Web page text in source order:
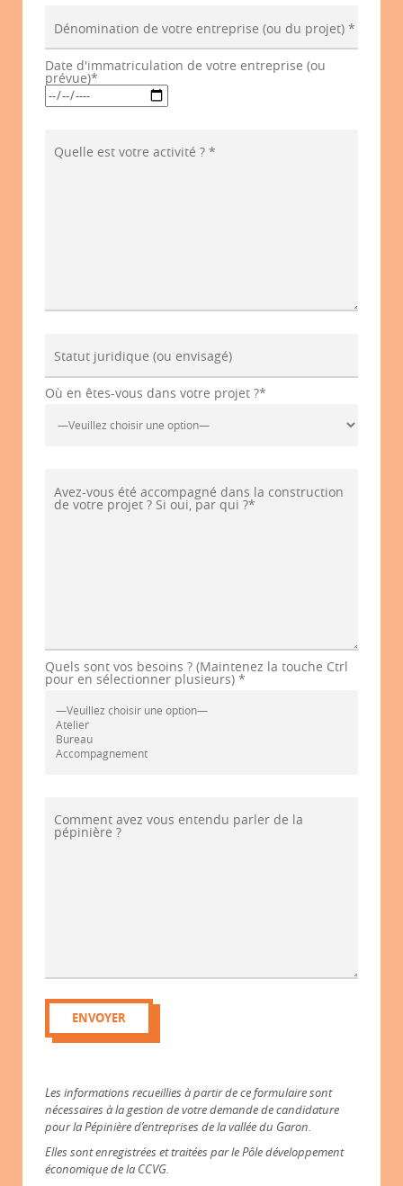
Dénomination de votre entreprise (ou du projet) *
Date d'immatriculation de votre entreprise (ou
prévue)*
Quelle est votre activité ? *
Statut juridique (ou envisagé)
Où en êtes-vous dans votre projet ?*
Avez-vous été accompagné dans la construction
de votre projet ? Si oui, par qui ?*
Quels sont vos besoins ? (Maintenez la touche Ctrl
pour en sélectionner plusieurs) *
Comment avez vous entendu parler de la
pépinière ?
Les informations recueillies à partir de ce formulaire sont
nécessaires à la gestion de votre demande de candidature
pour la Pépinière d’entreprises de la vallée du Garon.
Elles sont enregistrées et traitées par le Pôle développement
économique de la CCVG.